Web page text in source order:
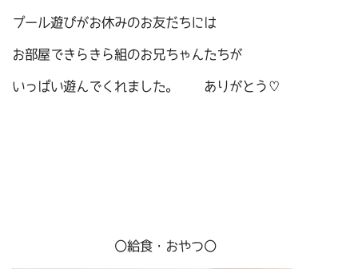
プール遊びがお休みのお友だちには
お部屋できらきら組のお兄ちゃんたちが
いっぱい遊んでくれました。 ありがとう♡
〇給食・おやつ〇